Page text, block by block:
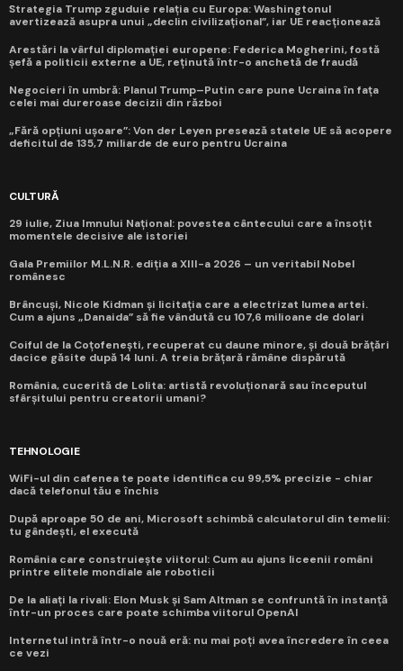
Strategia Trump zguduie relația cu Europa: Washingtonul
avertizează asupra unui „declin civilizațional”, iar UE reacționează
Arestări la vârful diplomației europene: Federica Mogherini, fostă
șefă a politicii externe a UE, reținută într-o anchetă de fraudă
Negocieri în umbră: Planul Trump–Putin care pune Ucraina în fața
celei mai dureroase decizii din război
„Fără opțiuni ușoare”: Von der Leyen presează statele UE să acopere
deficitul de 135,7 miliarde de euro pentru Ucraina
CULTURĂ
29 iulie, Ziua Imnului Național: povestea cântecului care a însoțit
momentele decisive ale istoriei
Gala Premiilor M.L.N.R. ediția a XIII-a 2026 – un veritabil Nobel
românesc
Brâncuși, Nicole Kidman și licitația care a electrizat lumea artei.
Cum a ajuns „Danaida” să fie vândută cu 107,6 milioane de dolari
Coiful de la Coțofenești, recuperat cu daune minore, și două brățări
dacice găsite după 14 luni. A treia brățară rămâne dispărută
România, cucerită de Lolita: artistă revoluționară sau începutul
sfârșitului pentru creatorii umani?
TEHNOLOGIE
WiFi-ul din cafenea te poate identifica cu 99,5% precizie - chiar
dacă telefonul tău e închis
După aproape 50 de ani, Microsoft schimbă calculatorul din temelii:
tu gândești, el execută
România care construiește viitorul: Cum au ajuns liceenii români
printre elitele mondiale ale roboticii
De la aliați la rivali: Elon Musk și Sam Altman se confruntă în instanță
într-un proces care poate schimba viitorul OpenAI
Internetul intră într-o nouă eră: nu mai poți avea încredere în ceea
ce vezi